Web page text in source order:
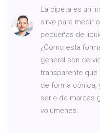
La pipeta es un
sirve para medir
pequeñas de
¿Como esta
general son de
transparente que
de forma cónica,
serie de marcas
volúmenes.